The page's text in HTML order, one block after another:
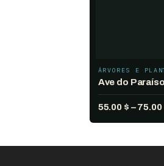
Ave do
55.00 $ – 75.00